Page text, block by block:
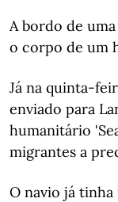
A bordo de
o corpo de um
Já na quinta-
enviado para
humanitário
migrantes a
O navio já tinha